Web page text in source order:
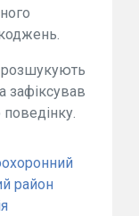
розшукують
зафіксував
район